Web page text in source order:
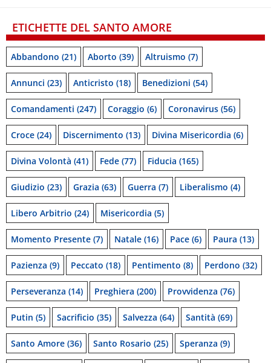
ETICHETTE DEL SANTO AMORE
Abbandono (21) Aborto (39) Altruismo (7)
Annunci (23) Anticristo (18) Benedizioni (54)
Comandamenti (247) Coraggio (6) Coronavirus (56)
Croce (24) Discernimento (13) Divina Misericordia (6)
Divina Volontà (41) Fede (77) Fiducia (165)
Giudizio (23) Grazia (63) Guerra (7) Liberalismo (4)
Libero Arbitrio (24) Misericordia (5)
Momento Presente (7) Natale (16) Pace (6) Paura (13)
Pazienza (9) Peccato (18) Pentimento (8) Perdono (32)
Perseveranza (14) Preghiera (200) Provvidenza (76)
Putin (5) Sacrificio (35) Salvezza (64) Santità (69)
Santo Amore (36) Santo Rosario (25) Speranza (9)